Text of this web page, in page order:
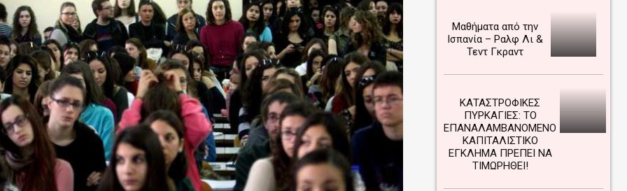
Μαθήματα από την
Ισπανία – Ραλφ Λι &
Τεντ Γκραντ
ΚΑΤΑΣΤΡΟΦΙΚΕΣ
ΠΥΡΚΑΓΙΕΣ: ΤΟ
ΕΠΑΝΑΛΑΜΒΑΝΟΜΕΝΟ
ΚΑΠΙΤΑΛΙΣΤΙΚΟ
ΕΓΚΛΗΜΑ ΠΡΕΠΕΙ ΝΑ
ΤΙΜΩΡΗΘΕΙ!